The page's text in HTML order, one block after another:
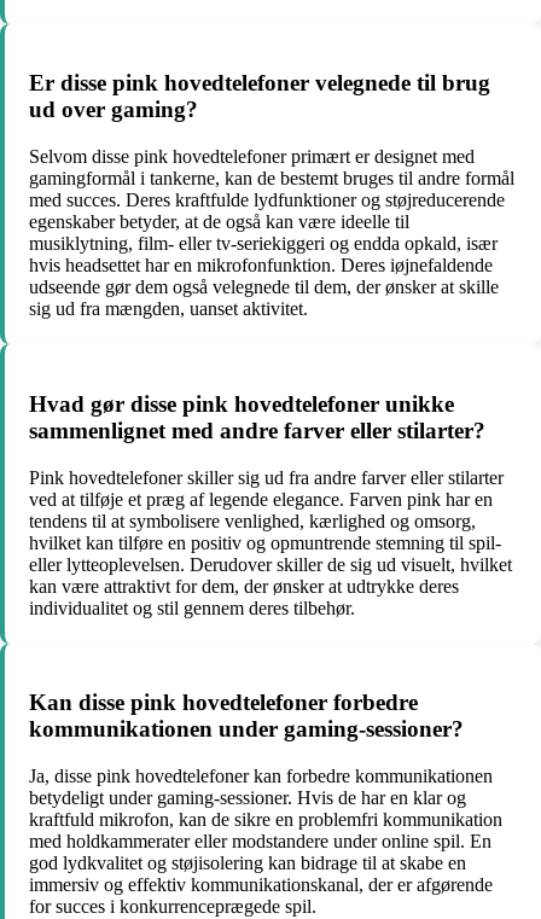
Er disse pink hovedtelefoner velegnede til brug
ud over gaming?
Selvom disse pink hovedtelefoner primært er designet med
gamingformål i tankerne, kan de bestemt bruges til andre formål
med succes. Deres kraftfulde lydfunktioner og støjreducerende
egenskaber betyder, at de også kan være ideelle til
musiklytning, film- eller tv-seriekiggeri og endda opkald, især
hvis headsettet har en mikrofonfunktion. Deres iøjnefaldende
udseende gør dem også velegnede til dem, der ønsker at skille
sig ud fra mængden, uanset aktivitet.
Hvad gør disse pink hovedtelefoner unikke
sammenlignet med andre farver eller stilarter?
Pink hovedtelefoner skiller sig ud fra andre farver eller stilarter
ved at tilføje et præg af legende elegance. Farven pink har en
tendens til at symbolisere venlighed, kærlighed og omsorg,
hvilket kan tilføre en positiv og opmuntrende stemning til spil-
eller lytteoplevelsen. Derudover skiller de sig ud visuelt, hvilket
kan være attraktivt for dem, der ønsker at udtrykke deres
individualitet og stil gennem deres tilbehør.
Kan disse pink hovedtelefoner forbedre
kommunikationen under gaming-sessioner?
Ja, disse pink hovedtelefoner kan forbedre kommunikationen
betydeligt under gaming-sessioner. Hvis de har en klar og
kraftfuld mikrofon, kan de sikre en problemfri kommunikation
med holdkammerater eller modstandere under online spil. En
god lydkvalitet og støjisolering kan bidrage til at skabe en
immersiv og effektiv kommunikationskanal, der er afgørende
for succes i konkurrenceprægede spil.